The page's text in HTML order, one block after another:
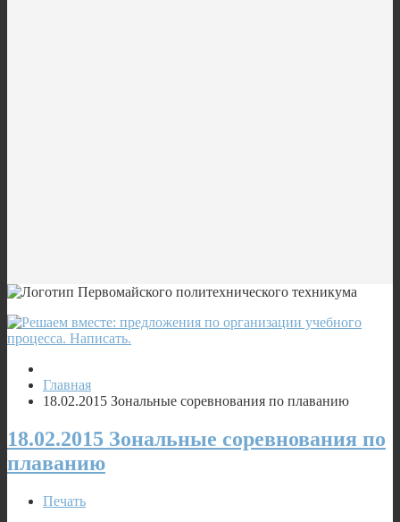
Главная
18.02.2015 Зональные соревнования по плаванию
18.02.2015 Зональные соревнования по
плаванию
Печать